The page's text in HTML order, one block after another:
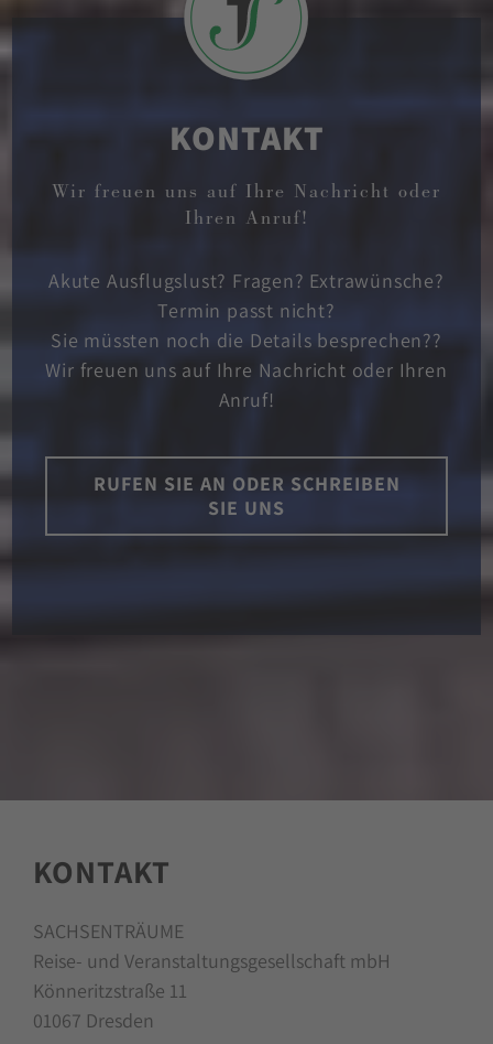
KONTAKT
Wir freuen uns auf Ihre Nachricht oder
Ihren Anruf!
Akute Ausflugslust? Fragen? Extrawünsche?
Termin passt nicht?
Sie müssten noch die Details besprechen??
Wir freuen uns auf Ihre Nachricht oder Ihren
Anruf!
RUFEN SIE AN ODER SCHREIBEN
SIE UNS
KONTAKT
SACHSENTRÄUME
Reise- und Veranstaltungsgesellschaft mbH
Könneritzstraße 11
01067 Dresden